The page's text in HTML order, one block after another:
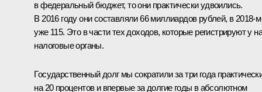
в федеральный бюджет, то они практически удвоились.
В 2016 году они составляли 66 миллиардов рублей, в
уже 115. Это в части тех доходов, которые регистрируют у
налоговые органы.
Государственный долг мы сократили за три года
на 20 процентов и впервые за долгие годы в абсолютном